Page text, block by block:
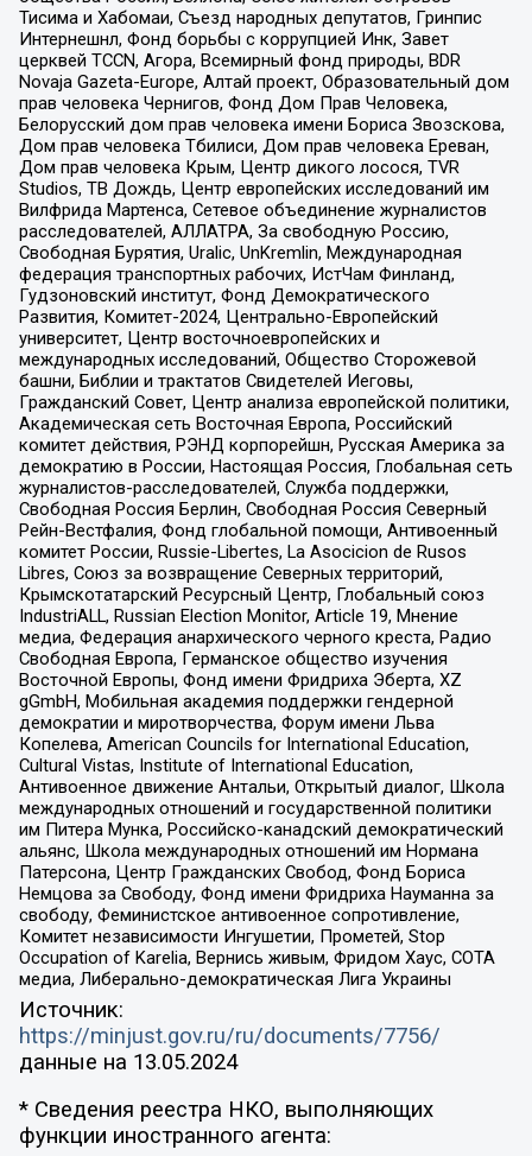
Тисима и Хабомаи, Съезд народных депутатов, Гринпис
Интернешнл, Фонд борьбы с коррупцией Инк, Завет
церквей TCCN, Агора, Всемирный фонд природы, BDR
Novaja Gazeta-Europe, Алтай проект, Образовательный дом
прав человека Чернигов, Фонд Дом Прав Человека,
Белорусский дом прав человека имени Бориса Звозскова,
Дом прав человека Тбилиси, Дом прав человека Ереван,
Дом прав человека Крым, Центр дикого лосося, TVR
Studios, ТВ Дождь, Центр европейских исследований им
Вилфрида Мартенса, Сетевое объединение журналистов
расследователей, АЛЛАТРА, За свободную Россию,
Свободная Бурятия, Uralic, UnKremlin, Международная
федерация транспортных рабочих, ИстЧам Финланд,
Гудзоновский институт, Фонд Демократического
Развития, Комитет-2024, Центрально-Европейский
университет, Центр восточноевропейских и
международных исследований, Общество Сторожевой
башни, Библии и трактатов Свидетелей Иеговы,
Гражданский Совет, Центр анализа европейской политики,
Академическая сеть Восточная Европа, Российский
комитет действия, РЭНД корпорейшн, Русская Америка за
демократию в России, Настоящая Россия, Глобальная сеть
журналистов-расследователей, Служба поддержки,
Свободная Россия Берлин, Свободная Россия Северный
Рейн-Вестфалия, Фонд глобальной помощи, Антивоенный
комитет России, Russie-Libertes, La Asocicion de Rusos
Libres, Союз за возвращение Северных территорий,
Крымскотатарский Ресурсный Центр, Глобальный союз
IndustriALL, Russian Election Monitor, Article 19, Мнение
медиа, Федерация анархического черного креста, Радио
Свободная Европа, Германское общество изучения
Восточной Европы, Фонд имени Фридриха Эберта, XZ
gGmbH, Мобильная академия поддержки гендерной
демократии и миротворчества, Форум имени Льва
Копелева, American Councils for International Education,
Cultural Vistas, Institute of International Education,
Антивоенное движение Антальи, Открытый диалог, Школа
международных отношений и государственной политики
им Питера Мунка, Российско-канадский демократический
альянс, Школа международных отношений им Нормана
Патерсона, Центр Гражданских Свобод, Фонд Бориса
Немцова за Свободу, Фонд имени Фридриха Науманна за
свободу, Феминистское антивоенное сопротивление,
Комитет независимости Ингушетии, Прометей, Stop
Occupation of Karelia, Вернись живым, Фридом Хаус, СОТА
медиа, Либерально-демократическая Лига Украины
Источник:
https://minjust.gov.ru/ru/documents/7756/
данные на 13.05.2024
* Сведения реестра НКО, выполняющих
функции иностранного агента: